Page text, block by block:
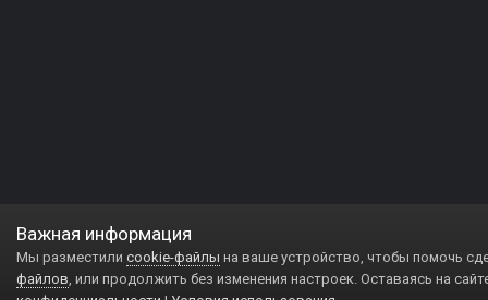
Важная информация
Мы разместили cookie-файлы на ваше устройство, чтобы помочь
файлов, или продолжить без изменения настроек. Оставаясь на